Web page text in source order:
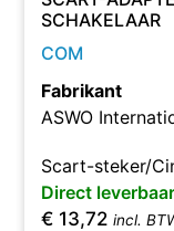
SCHAKELAAR
COM
Fabrikant
ASWO
Scart-steker/
Direct leverbaar
€ 13,72 incl.